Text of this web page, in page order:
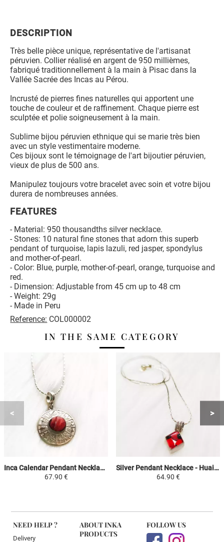
DESCRIPTION
Très belle pièce unique, représentative de l'artisanat
péruvien. Collier réalisé en argent de 950 millièmes,
fabriqué traditionnellement à la main à Pisac dans la
Vallée Sacrée des Incas au Pérou.
Incrusté de pierres fines naturelles qui apportent une
touche de couleur et de raffinement. Chaque pierre est
sculptée et polie soigneusement à la main.
Sublime bijou péruvien ethnique qui se marie très bien
avec un style vestimentaire moderne.
Ces bijoux sont le témoignage de l'art bijoutier péruvien,
vieux de plus de 500 ans.
Manipulez toujours votre bracelet avec soin et votre bijou
durera de nombreuses années.
FEATURES
- Material: 950 thousandths silver necklace.
- Stones: 10 natural fine stones that adorn this superb
pendant of turquoise, lapis lazuli, red jasper, spondylus
and mother-of-pearl.
- Color: Blue, purple, mother-of-pearl, orange, turquoise and
red.
- Dimension: Adjustable from 45 cm up to 48 cm
- Weight: 29g
- Made in Peru
Reference: COL000002
IN THE SAME CATEGORY
Inca Calendar Pendant Necklace - Red Jasper - 950 Silver Natural Stones
67.90 €
Silver Pendant Necklace - Huairuro - Red/Black - Silver 950/1000 Diamond
64.90 €
NEED HELP ?
Delivery
ABOUT INKA
PRODUCTS
FOLLOW US